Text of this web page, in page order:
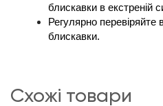
блискавки в екстреній
Регулярно перевіряйте
блискавки.
схожі товари